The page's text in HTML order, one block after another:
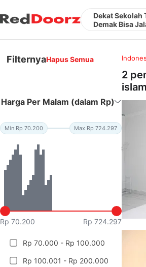
Dekat Sekolah
Demak Bisa
FilternyaHapus Semua
Harga Per Malam (dalam Rp)
Min Rp 70.200 Max Rp 724.297
Rp 70.200 Rp 724.297
Rp 70.000 - Rp 100.000
Rp 100.001 - Rp 200.000
2